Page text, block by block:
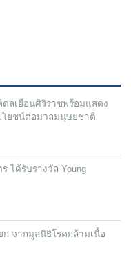
ลเยือนศิริราชพร้อมแสดง
โยชน์ต่อมวลมนุษยชาติ
ได้รับรางวัล Young
จากมูลนิธิโรคกล้ามเนื้อ